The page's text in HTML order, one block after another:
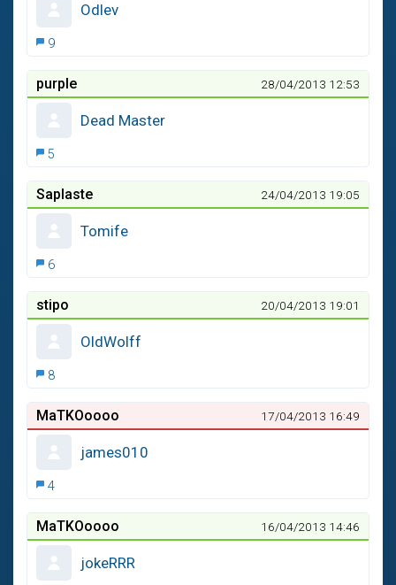
Odlev
9
purple 28/04/2013 12:53
Dead Master
5
Saplaste 24/04/2013 19:05
Tomife
6
stipo 20/04/2013 19:01
OldWolff
8
MaTKOoooo 17/04/2013 16:49
james010
4
MaTKOoooo 16/04/2013 14:46
jokeRRR